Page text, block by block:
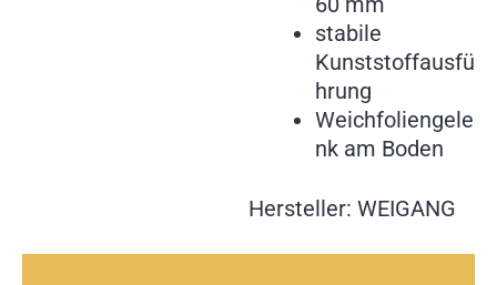
stabile
Kunststoffausfü
hrung
Weichfoliengele
nk am Boden
Hersteller: WEIGANG